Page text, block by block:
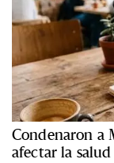
Condenaron a
afectar la